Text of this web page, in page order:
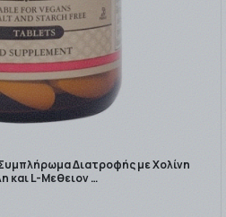
Διατροφής με Χολίνη
και L-Μεθειον …